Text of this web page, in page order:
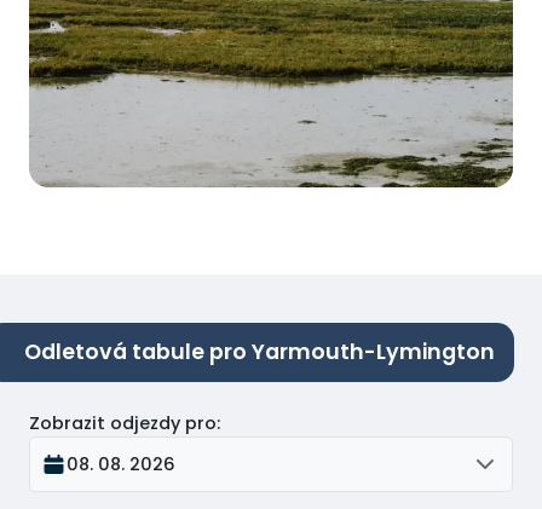
Odletová tabule pro Yarmouth-Lymington
Zobrazit odjezdy pro:
08. 08. 2026